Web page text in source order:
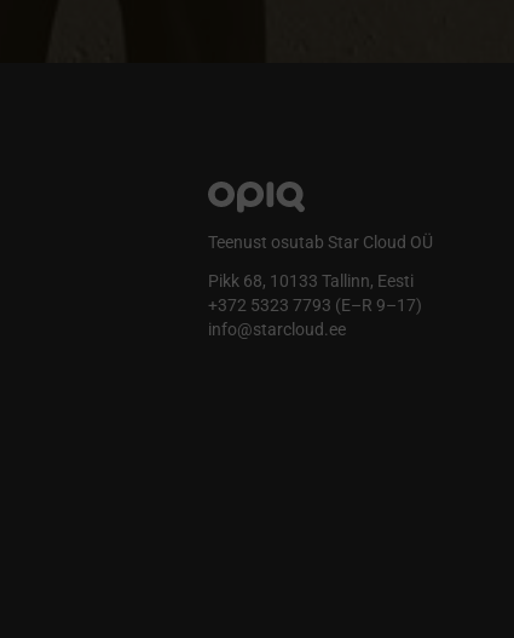
Teenust osutab Star Cloud OÜ
Pikk 68, 10133 Tallinn, Eesti
+372 5323 7793 (E–R 9–17)
info@starcloud.ee